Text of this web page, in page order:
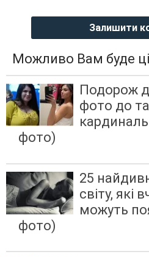
Залишити
Можливо Вам буде
Подорож
фото до та
фото)
25
світу, які
можуть
фото)